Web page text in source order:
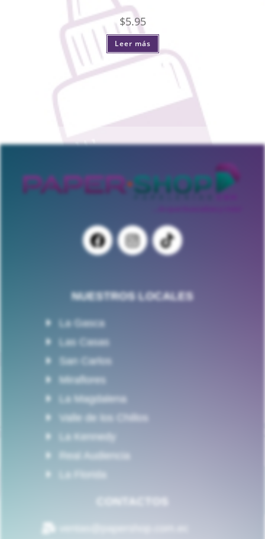
$5.95
Leer más
NUESTROS LOCALES
La Gasca
Las Casas
San Carlos
Miraflores
La Magdalena
Valle de los Chillos
La Kennedy
Real Audiencia
La Florida
CONTACTOS